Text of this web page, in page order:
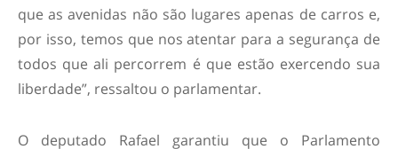
que as avenidas não são lugares apenas de carros e,
por isso, temos que nos atentar para a segurança de
todos que ali percorrem é que estão exercendo sua
liberdade”, ressaltou o parlamentar.
O deputado Rafael garantiu que o Parlamento